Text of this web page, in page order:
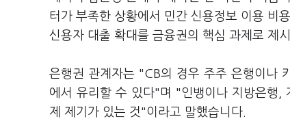
터가 부족한 상황에서 민간 신용정보 이용 비
신용자 대출 확대를 금융권의 핵심 과제로 제
은행권 관계자는 "CB의 경우 주주 은행이나
에서 유리할 수 있다"며 "인뱅이나 지방은행,
제 제기가 있는 것"이라고 말했습니다.